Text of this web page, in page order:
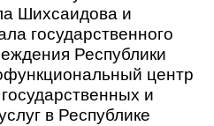
Шихсаидова и
государственного
Республики
центр
и
в Республике